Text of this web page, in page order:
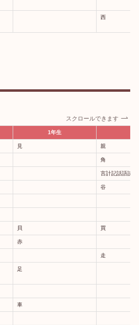
西
スクロールできます
1年生
見 親
角
言計記話語読
谷
貝 買
赤
走
足
車